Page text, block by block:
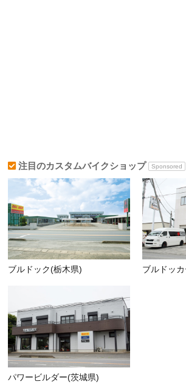
注目のカスタムバイクショップ Sponsored
ブルドック(栃木県) ブルドッ
パワービルダー(茨城県)